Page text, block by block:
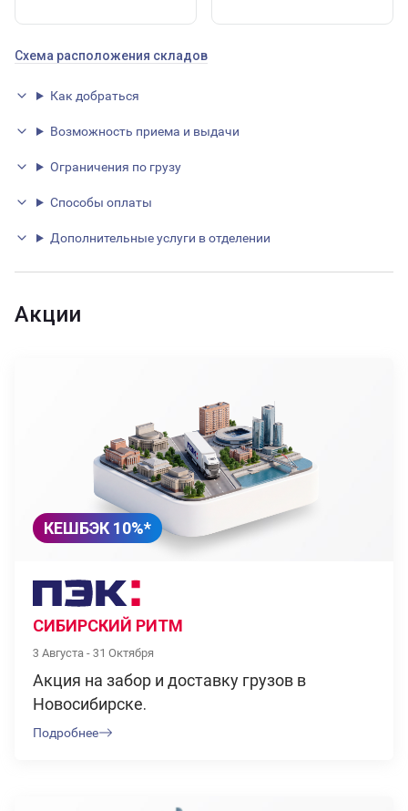
Схема расположения складов
Как добраться
Возможность приема и выдачи
Ограничения по грузу
Способы оплаты
Дополнительные услуги в отделении
Акции
КЕШБЭК 10%*
СИБИРСКИЙ РИТМ
3 Августа - 31 Октября
Акция на забор и доставку грузов в
Новосибирске.
Подробнее